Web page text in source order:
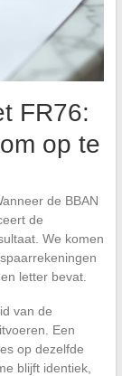
FR76:
op te
de BBAN
de
We komen
letter bevat.
van de
Een
op dezelfde
blijft identiek,